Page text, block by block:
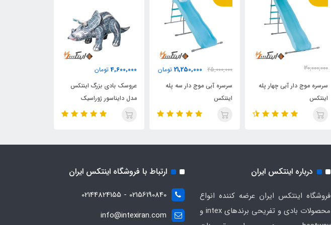
30,000,000
27,550,000 تومان
سرسره موج دار آبی چهار پله
اینتکس
25,000,000
21,250,000 تومان
سرسره آبی موج دار سه پله
اینتکس
4,600,000 تومان
عروسک بادی بزرگ اینتکس
مدل دایناسور ژوراسیک
درباره اینتکس ایران
فروشگاه اینتکس ایران عرضه کننده انواع
محصولات بادی و تفریحی برندهای intex و
ارتباط با فروشگاه اینتکس ایران
02156190840 - 02144824155
info@intexiran.com